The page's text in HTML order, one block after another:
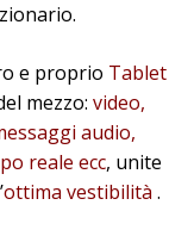
e proprio Tablet
mezzo: video,
audio,
reale ecc, unite
ottima vestibilità .